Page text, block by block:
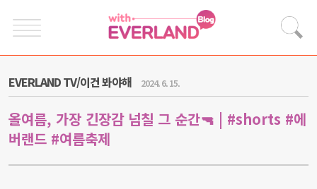
EVERLAND TV/이건 봐야해 2024. 6. 15.
올여름, 가장 긴장감 넘칠 그 순간🔫 | #shorts #에
버랜드 #여름축제